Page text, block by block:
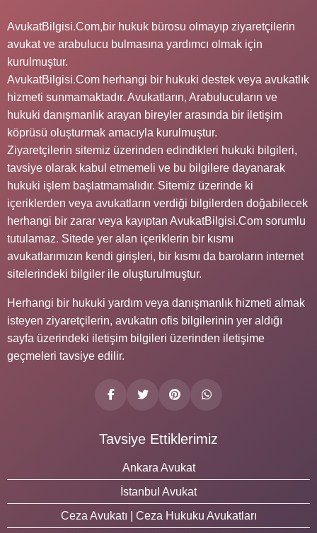
AvukatBilgisi.Com,bir hukuk bürosu olmayıp ziyaretçilerin
avukat ve arabulucu bulmasına yardımcı olmak için
kurulmuştur.
AvukatBilgisi.Com herhangi bir hukuki destek veya avukatlık
hizmeti sunmamaktadır. Avukatların, Arabulucuların ve
hukuki danışmanlık arayan bireyler arasında bir iletişim
köprüsü oluşturmak amacıyla kurulmuştur.
Ziyaretçilerin sitemiz üzerinden edindikleri hukuki bilgileri,
tavsiye olarak kabul etmemeli ve bu bilgilere dayanarak
hukuki işlem başlatmamalıdır. Sitemiz üzerinde ki
içeriklerden veya avukatların verdiği bilgilerden doğabilecek
herhangi bir zarar veya kayıptan AvukatBilgisi.Com sorumlu
tutulamaz. Sitede yer alan içeriklerin bir kısmı
avukatlarımızın kendi girişleri, bir kısmı da baroların internet
sitelerindeki bilgiler ile oluşturulmuştur.
Herhangi bir hukuki yardım veya danışmanlık hizmeti almak
isteyen ziyaretçilerin, avukatın ofis bilgilerinin yer aldığı
sayfa üzerindeki iletişim bilgileri üzerinden iletişime
geçmeleri tavsiye edilir.
Tavsiye Ettiklerimiz
Ankara Avukat
İstanbul Avukat
Ceza Avukatı | Ceza Hukuku Avukatları